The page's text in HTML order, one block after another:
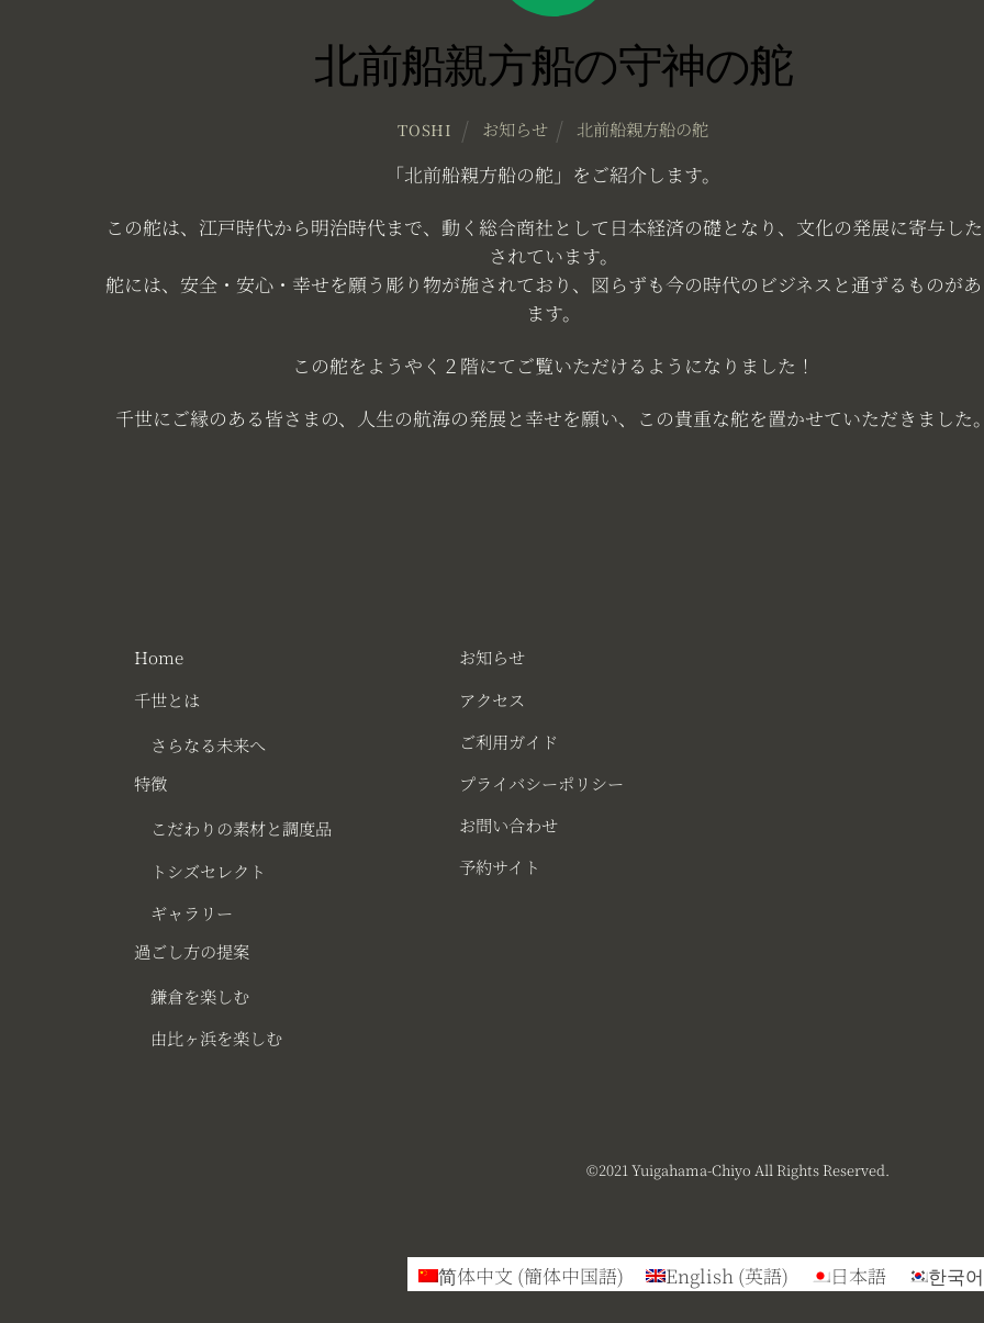
北前船親方船の守神の舵
TOSHI お知らせ 北前船親方船の舵
「北前船親方船の舵」をご紹介します。
この舵は、江戸時代から明治時代まで、動く総合商社として日本経済の礎となり、文化の発展に寄与し
されています。
舵には、安全・安心・幸せを願う彫り物が施されており、図らずも今の時代のビジネスと通ずるものが
ます。
この舵をようやく２階にてご覧いただけるようになりました！
千世にご縁のある皆さまの、人生の航海の発展と幸せを願い、この貴重な舵を置かせていただきました
Home
千世とは
さらなる未来へ
特徴
こだわりの素材と調度品
トシズセレクト
ギャラリー
過ごし方の提案
鎌倉を楽しむ
由比ヶ浜を楽しむ
お知らせ
アクセス
ご利用ガイド
プライバシーポリシー
お問い合わせ
予約サイト
©︎2021 Yuigahama-Chiyo All Rights Reserved.
简体中文 (簡体中国語) English (英語) 日本語 한국어